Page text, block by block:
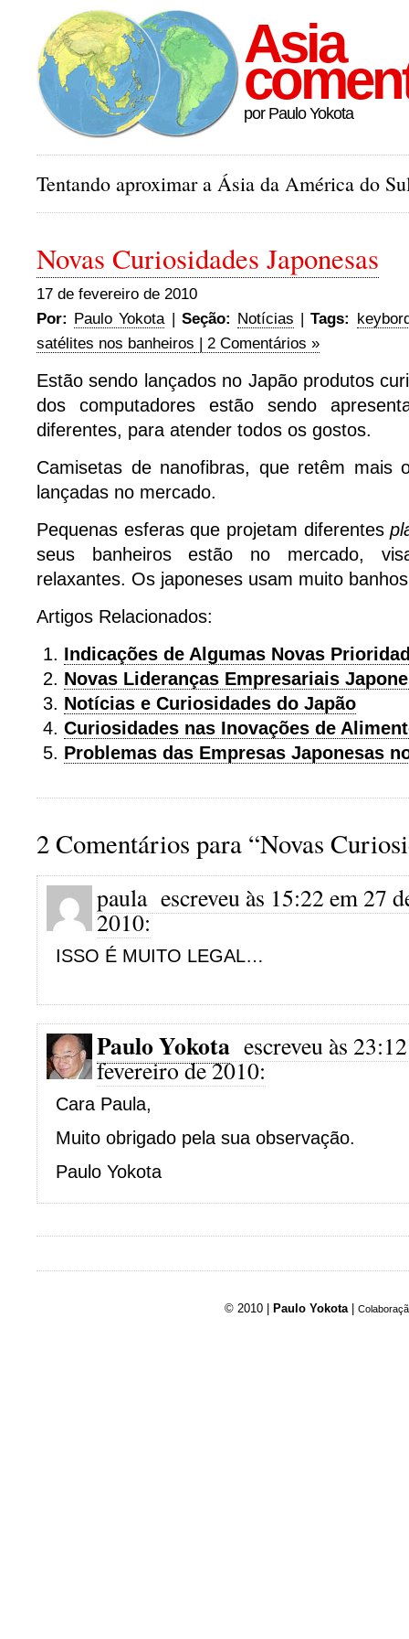
Asia
por Paulo Yokota
Tentando aproximar a Ásia da América do
Novas Curiosidades Japonesas
17 de fevereiro de 2010
Por: Paulo Yokota| Seção: Notícias |Tags:
satélites nos banheiros | 2 Comentários »
Estão sendo lançados no Japão produtos
dos computadores estão sendo
diferentes, para atender todos os gostos.
Camisetas de nanofibras, que retêm mais
lançadas no mercado.
Pequenas esferas que projetam diferentes
seus banheiros estão no mercado,
relaxantes. Os japoneses usam muito
Artigos Relacionados:
Indicações de Algumas Novas
Novas Lideranças Empresariais
Notícias e Curiosidades do Japão
Curiosidades nas Inovações de
Problemas das Empresas Japonesas
2 Comentários para “Novas
paula escreveu às 15:22 em 27
2010:
ISSO É MUITO LEGAL…
Paulo Yokota escreveu às
fevereiro de 2010:
Cara Paula,
Muito obrigado pela sua observação.
Paulo Yokota
© 2010 | Paulo Yokota |